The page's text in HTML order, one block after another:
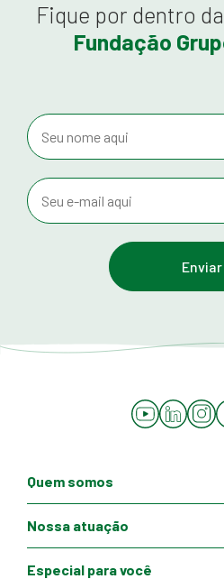
Fique por dentro
Fundação
YouTube
Quem somos
Nossa atuação
Especial para você